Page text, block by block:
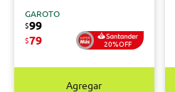
GAROTO
$99
$79 20%OFF
Agregar